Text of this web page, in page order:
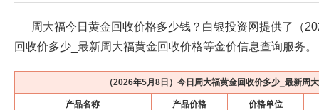
周大福今日黄金回收价格多少钱？白银投资网提供了（
回收价多少_最新周大福黄金回收价格等金价信息查询服务。
（2026年5月8日 ）今日周大福黄金回收价多少_最新周
产品名称 产品价格 价格单位